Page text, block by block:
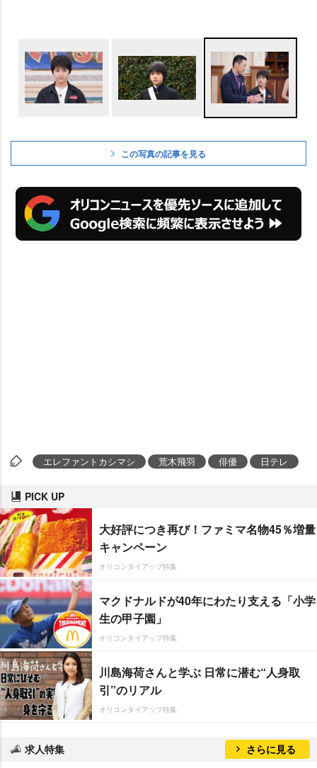
この写真の記事を見る
エレファントカシマシ 荒木飛羽 俳優 日テレ
PICK UP
大好評につき再び！ファミマ名物45％増量
キャンペーン
オリコンタイアップ特集
マクドナルドが40年にわたり支える「小学
生の甲子園」
オリコンタイアップ特集
川島海荷さんと学ぶ 日常に潜む“人身取
引”のリアル
オリコンタイアップ特集
求人特集 さらに見る